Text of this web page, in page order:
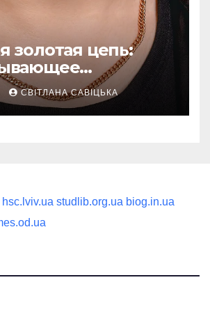
золотая цепь:
по выбору
украшения
СВІТЛАНА САВІЦЬКА
hsc.lviv.ua studlib.org.ua biog.in.ua